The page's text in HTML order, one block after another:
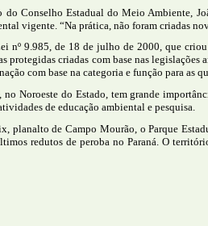
Conselho Estadual do Meio Ambiente,
vigente. “Na prática, não foram criadas
nº 9.985, de 18 de julho de 2000, que
protegidas criadas com base nas
com base na categoria e função para as
no Noroeste do Estado, tem grande
de educação ambiental e pesquisa.
planalto de Campo Mourão, o Parque
redutos de peroba no Paraná. O